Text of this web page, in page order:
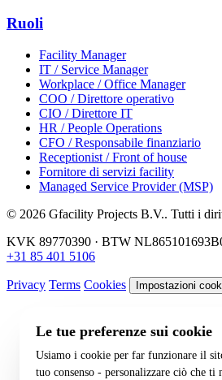
Ruoli
Facility Manager
IT / Service Manager
Workplace / Office Manager
COO / Direttore operativo
CIO / Direttore IT
HR / People Operations
CFO / Responsabile finanziario
Receptionist / Front of house
Fornitore di servizi facility
Managed Service Provider (MSP)
© 2026 Gfacility Projects B.V.. Tutti i
KVK 89770390 · BTW
+31 85 401 5106
Privacy Terms Cookies Impostazioni
Le tue preferenze sui cookie
Usiamo i cookie per far funzionare il
tuo consenso - personalizzare ciò che